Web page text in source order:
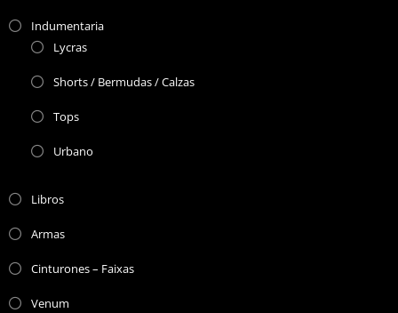
Indumentaria
Lycras
Shorts / Bermudas / Calzas
Tops
Urbano
Libros
Armas
Cinturones – Faixas
Venum